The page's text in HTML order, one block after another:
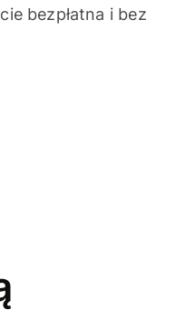
bezpłatna i bez